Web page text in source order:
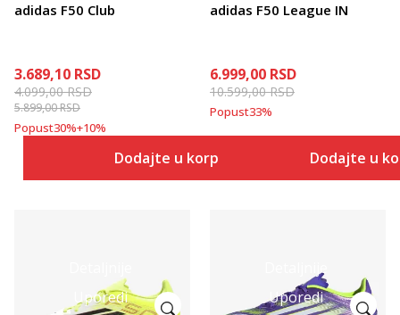
adidas F50 Club
3.689,10 RSD
4.099,00RSD
5.899,00RSD
Popust30%+10%
Dodajte u korpu
adidas F50 League IN
6.999,00 RSD
10.599,00RSD
Popust33%
Dodajte u
Uporedi
Detaljnije
Uporedi